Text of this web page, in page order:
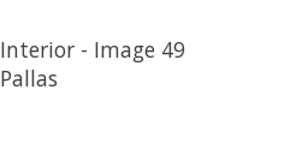
Interior - Image 49
Pallas